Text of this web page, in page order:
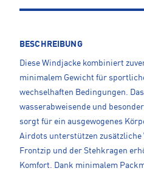
BESCHREIBUNG
Diese Windjacke kombiniert
minimalem Gewicht für
wechselhaften Bedingungen.
wasserabweisende und
sorgt für ein ausgewogenes
Airdots unterstützen zusätzliche
Frontzip und der Stehkragen
Komfort. Dank minimalem